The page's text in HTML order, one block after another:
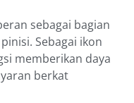
sebagai bagian
Sebagai ikon
memberikan daya
berkat